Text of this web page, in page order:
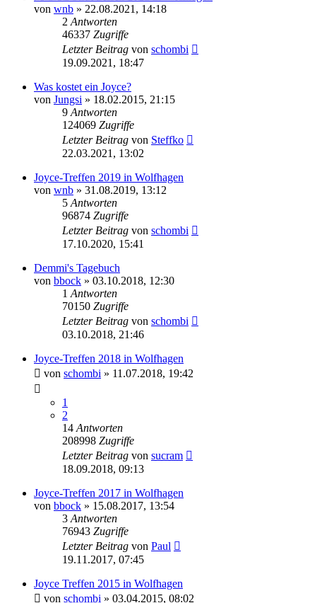
von wnb » 22.08.2021, 14:18
2 Antworten
46337 Zugriffe
Letzter Beitrag von schombi
19.09.2021, 18:47
Was kostet ein Joyce?
von Jungsi » 18.02.2015, 21:15
9 Antworten
124069 Zugriffe
Letzter Beitrag von Steffko
22.03.2021, 13:02
Joyce-Treffen 2019 in Wolfhagen
von wnb » 31.08.2019, 13:12
5 Antworten
96874 Zugriffe
Letzter Beitrag von schombi
17.10.2020, 15:41
Demmi's Tagebuch
von bbock » 03.10.2018, 12:30
1 Antworten
70150 Zugriffe
Letzter Beitrag von schombi
03.10.2018, 21:46
Joyce-Treffen 2018 in Wolfhagen
von schombi » 11.07.2018, 19:42
1
2
14 Antworten
208998 Zugriffe
Letzter Beitrag von sucram
18.09.2018, 09:13
Joyce-Treffen 2017 in Wolfhagen
von bbock » 15.08.2017, 13:54
3 Antworten
76943 Zugriffe
Letzter Beitrag von Paul
19.11.2017, 07:45
Joyce Treffen 2015 in Wolfhagen
von schombi » 03.04.2015, 08:02